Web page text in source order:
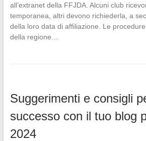
all’extranet della FFJDA. Alcuni club
temporanea, altri devono richiederla, a
della loro data di affiliazione. Le
della regione…
Suggerimenti e consigli
successo con il tuo blog
2024